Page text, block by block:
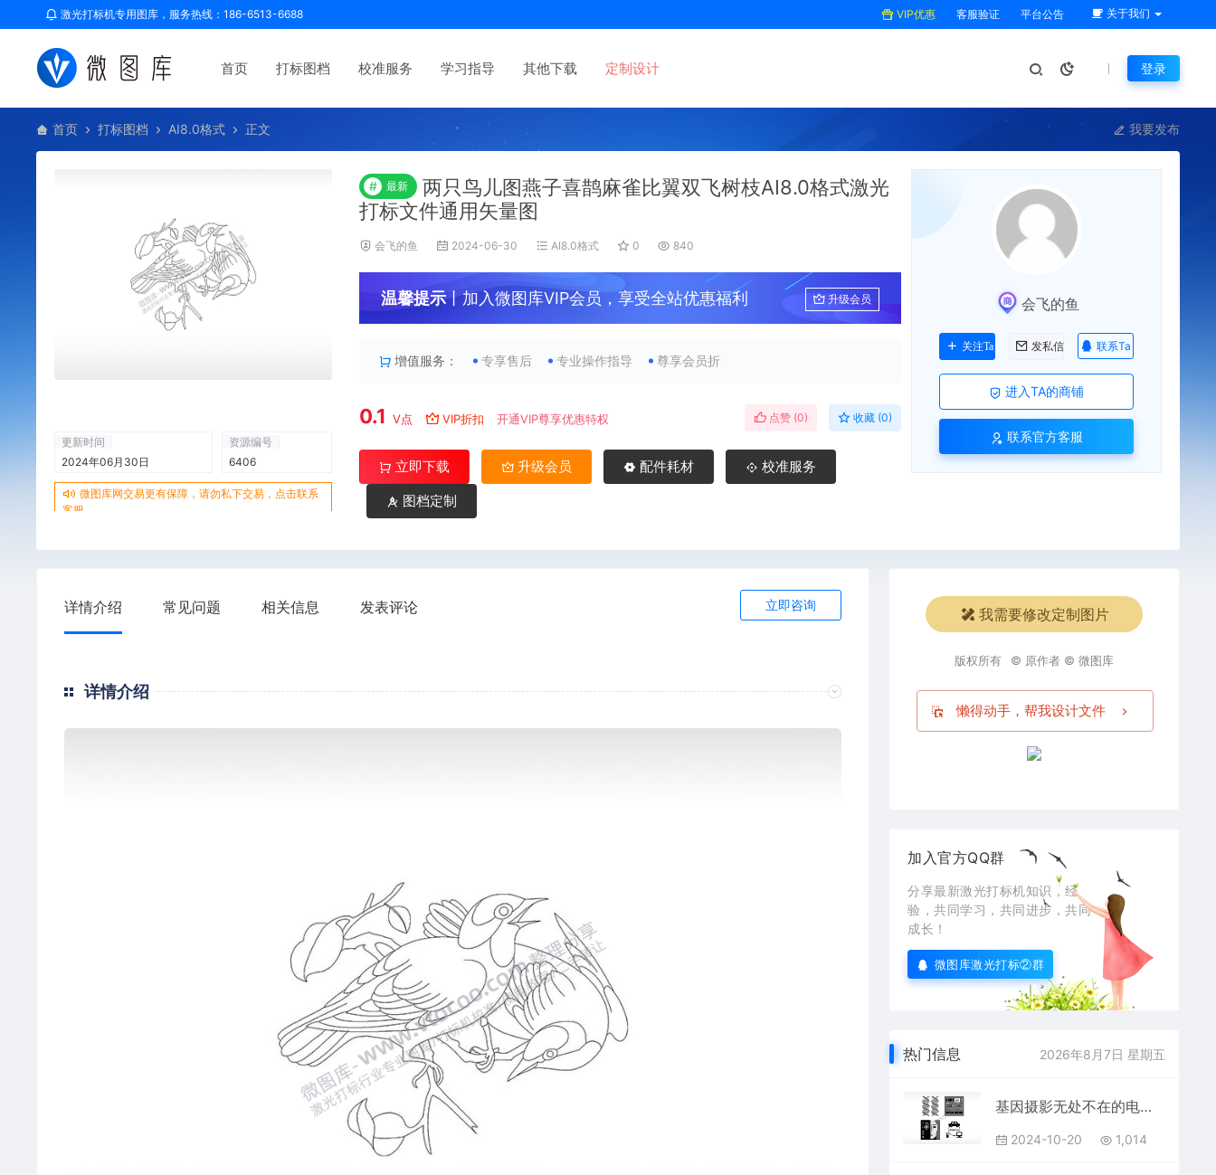
激光打标机专用图库，服务热线：186-6513-6688 VIP优惠 客服验证 平台公告 关于我们
首页 打标图档 校准服务 学习指导 其他下载 定制设计 登录
首页 打标图档 AI8.0格式 正文 我要发布
更新时间
2024年06月30日
资源编号
6406
微图库网交易更有保障，请勿私下交易，点击联系
客服
# 最新
两只鸟儿图燕子喜鹊麻雀比翼双飞树枝AI8.0格式激光
打标文件通用矢量图
会飞的鱼 2024-06-30 AI8.0格式 0 840
温馨提示丨加入微图库VIP会员，享受全站优惠福利 升级会员
增值服务： 专享售后 专业操作指导 尊享会员折
0.1 V点 VIP折扣 开通VIP尊享优惠特权 点赞 (0) 收藏 (0)
立即下载 升级会员 配件耗材
校准服务
图档定制
会飞的鱼
关注Ta 发私信 联系Ta
进入TA的商铺
联系官方客服
详情介绍 常见问题 相关信息 发表评论 立即咨询
详情介绍
我需要修改定制图片
版权所有 © 原作者 © 微图库
懒得动手，帮我设计文件
加入官方QQ群
分享最新激光打标机知识，经
验，共同学习，共同进步，共同
成长！
微图库激光打标②群
热门信息 2026年8月7日 星期五
基因摄影无处不在的电路板日常生活大全AI8.0格式激光打标文件通用矢量图
2024-10-20 1,014